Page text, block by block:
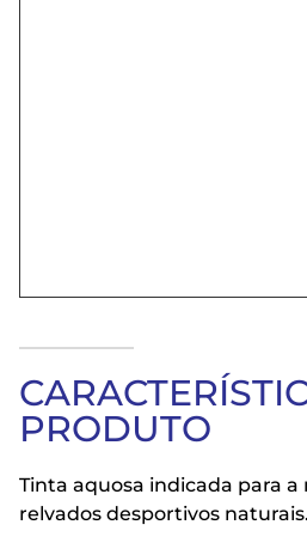
PRODUTO
Tinta aquosa indicada para a
relvados desportivos naturais.